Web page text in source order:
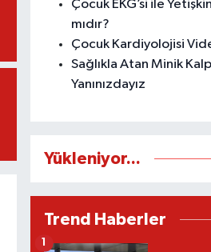
Çocuk EKG’si ile Yetişkin
mıdır?
Çocuk Kardiyolojisi
Sağlıkla Atan Minik
Yanınızdayız
Yükleniyor...
Trend Haberler
1